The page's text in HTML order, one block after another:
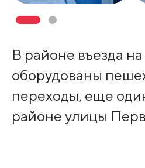
В районе въезда
оборудованы
переходы, еще
районе улицы